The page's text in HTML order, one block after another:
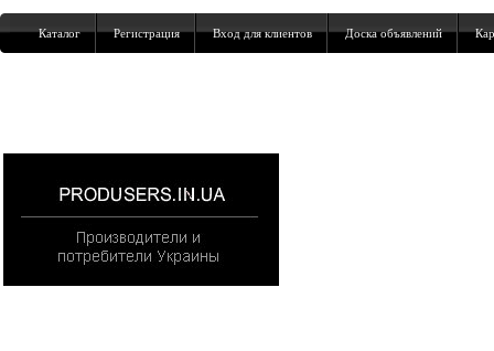
Каталог Регистрация Вход для клиентов Доска объявлений